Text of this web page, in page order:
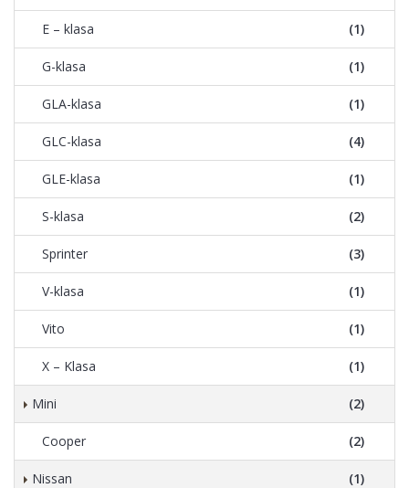
E – klasa (1)
G-klasa (1)
GLA-klasa (1)
GLC-klasa (4)
GLE-klasa (1)
S-klasa (2)
Sprinter (3)
V-klasa (1)
Vito (1)
X – Klasa (1)
Mini (2)
Cooper (2)
Nissan (1)